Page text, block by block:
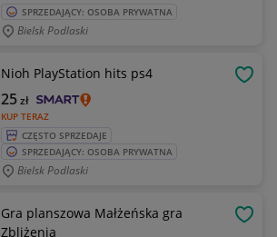
SPRZEDAJĄCY: OSOBA PRYWATNA
Bielsk Podlaski
Nioh PlayStation hits ps4
KUP TERAZ
25zł
CZĘSTO SPRZEDAJE
SPRZEDAJĄCY: OSOBA PRYWATNA
Bielsk Podlaski
Gra planszowa Małżeńska gra
Zbliżenia